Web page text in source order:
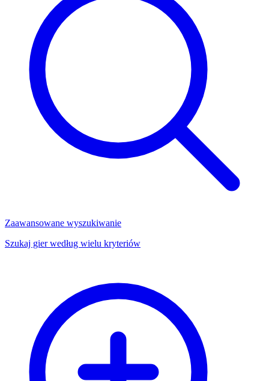
Zaawansowane wyszukiwanie
Szukaj gier według wielu kryteriów